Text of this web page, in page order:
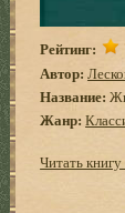
Рейтинг:
Автор:
Название:
Жанр:
Читать